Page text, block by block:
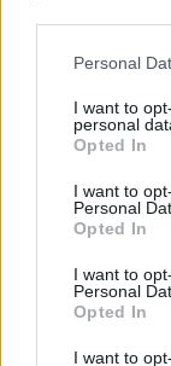
This information
disclose it to
Please note that
services and
not limited to
grant or deny
consent section.
Personal
I want to
personal
Opted In
I want to
Personal
Opted In
I want to
Personal
Opted In
I want to